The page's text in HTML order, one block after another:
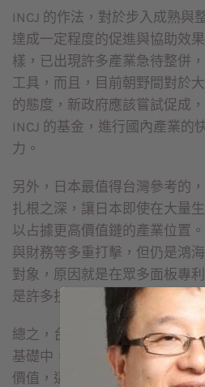
INCJ 的作法，對於步入成熟與
達成一定程度的促進與協助效
樣，已出現許多產業急待整併
工具，而且，目前朝野間對於
的態度，新政府應該嘗試促成
INCJ 的基金，進行國內產業的
力。
另外，日本最值得台灣參考的
扎根之深，讓日本即使在大量
以占據更高價值鏈的產業位置
與財務等多重打擊，但仍是鴻
對象，原因就是在眾多面板專
是許多技術後進國無法迴避的
總之，台灣產業界必須思考，
基礎中，想辦法延伸出更多新
價值，這可能是台灣目前最缺